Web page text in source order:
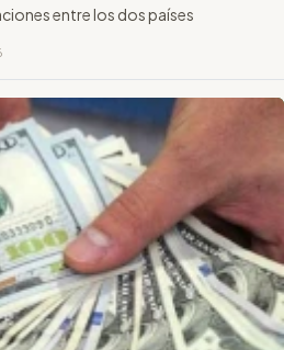
entre los dos países